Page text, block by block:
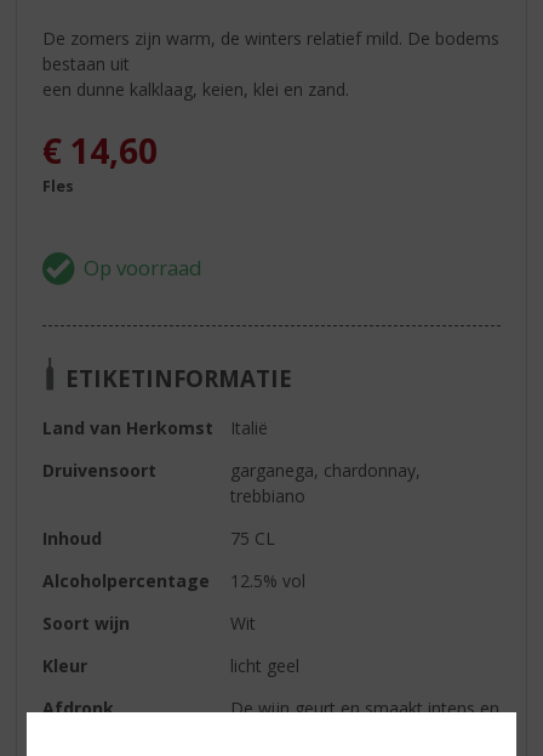
De zomers zijn warm, de winters relatief mild. De bodems
bestaan uit
een dunne kalklaag, keien, klei en zand.
€ 14,60
Fles
ETIKETINFORMATIE
Land van Herkomst
Italië
Druivensoort
garganega, chardonnay,
trebbiano
Inhoud
75 CL
Alcoholpercentage
12.5% vol
Soort wijn
Wit
Kleur
licht geel
Afdronk
De wijn geurt en smaakt intens en